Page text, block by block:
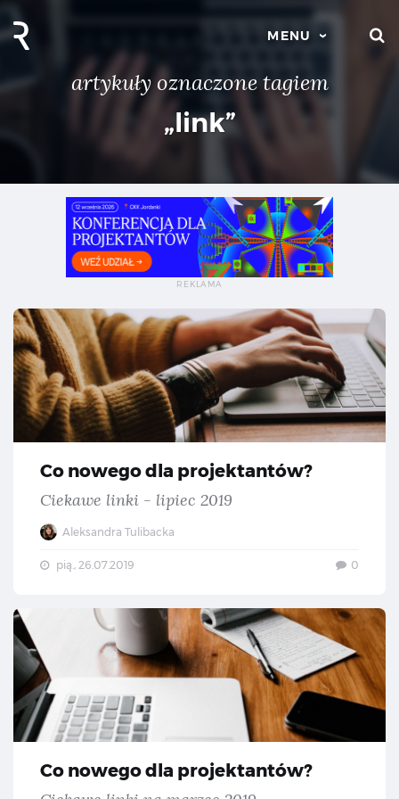
MENU
artykuły oznaczone tagiem
„link”
Co nowego dla projektantów?
Ciekawe linki - lipiec 2019
Aleksandra Tulibacka
pią., 26.07.2019 0
Co nowego dla projektantów?